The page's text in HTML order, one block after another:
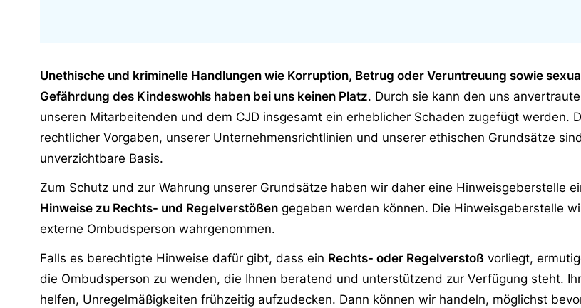
Unethische und kriminelle Handlungen wie Korruption, Betrug oder Veruntreuung sowie
Gefährdung des Kindeswohls haben bei uns keinen Platz. Durch sie kann den uns
unseren Mitarbeitenden und dem CJD insgesamt ein erheblicher Schaden zugefügt werden.
rechtlicher Vorgaben, unserer Unternehmensrichtlinien und unserer ethischen Grundsätze
unverzichtbare Basis.
Zum Schutz und zur Wahrung unserer Grundsätze haben wir daher eine Hinweisgeberstelle
Hinweise zu Rechts- und Regelverstößen gegeben werden können. Die Hinweisgeberstelle
externe Ombudsperson wahrgenommen.
Falls es berechtigte Hinweise dafür gibt, dass ein Rechts- oder Regelverstoß vorliegt,
die Ombudsperson zu wenden, die Ihnen beratend und unterstützend zur Verfügung steht.
helfen, Unregelmäßigkeiten frühzeitig aufzudecken. Dann können wir handeln, möglichst